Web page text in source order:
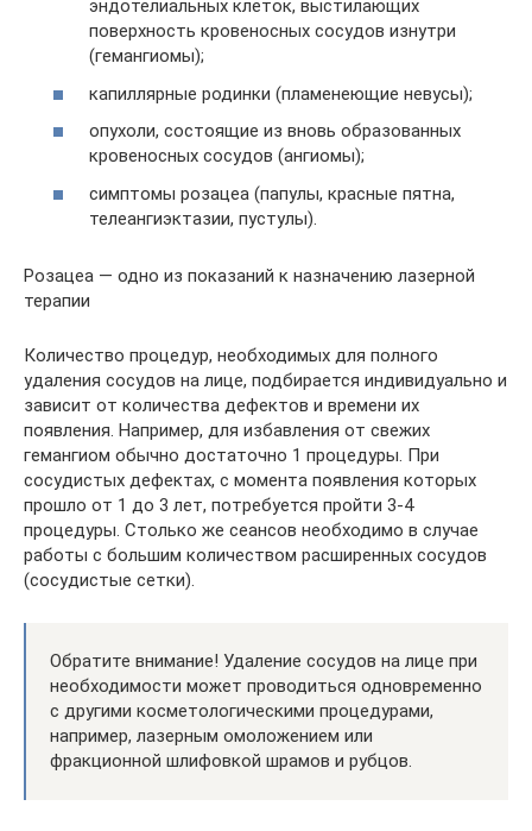
эндотелиальных клеток, выстилающих
поверхность кровеносных сосудов изнутри
(гемангиомы);
капиллярные родинки (пламенеющие невусы);
опухоли, состоящие из вновь образованных
кровеносных сосудов (ангиомы);
симптомы розацеа (папулы, красные пятна,
телеангиэктазии, пустулы).
Розацеа — одно из показаний к назначению лазерной
терапии
Количество процедур, необходимых для полного
удаления сосудов на лице, подбирается индивидуально и
зависит от количества дефектов и времени их
появления. Например, для избавления от свежих
гемангиом обычно достаточно 1 процедуры. При
сосудистых дефектах, с момента появления которых
прошло от 1 до 3 лет, потребуется пройти 3-4
процедуры. Столько же сеансов необходимо в случае
работы с большим количеством расширенных сосудов
(сосудистые сетки).
Обратите внимание! Удаление сосудов на лице при
необходимости может проводиться одновременно
с другими косметологическими процедурами,
например, лазерным омоложением или
фракционной шлифовкой шрамов и рубцов.